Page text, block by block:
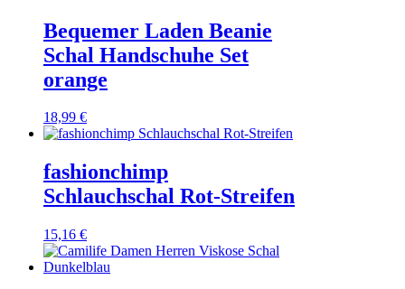
Bequemer Laden Beanie
Schal Handschuhe Set
orange
18,99 €
fashionchimp
Schlauchschal Rot-Streifen
15,16 €